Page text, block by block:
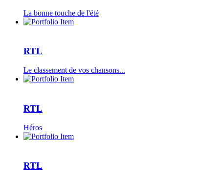
La bonne touche de l'été
RTL
Le classement de vos chansons...
RTL
Héros
RTL